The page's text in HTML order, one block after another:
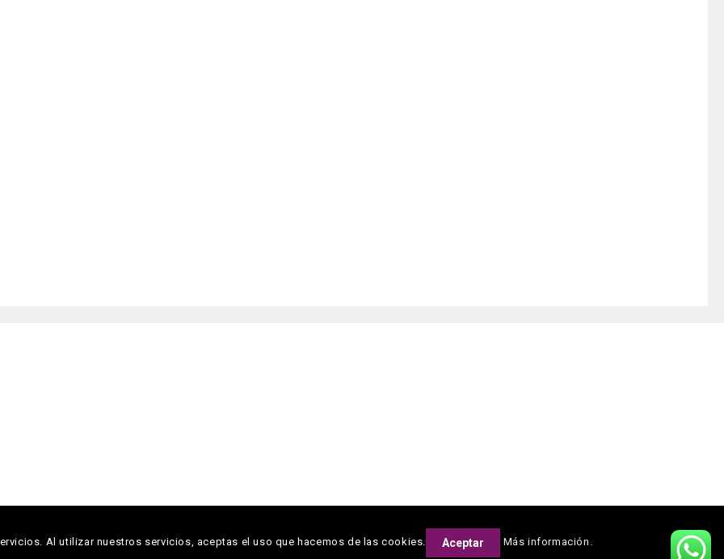
Al utilizar nuestros servicios, aceptas el uso que hacemos de las cookies. Aceptar Más información.